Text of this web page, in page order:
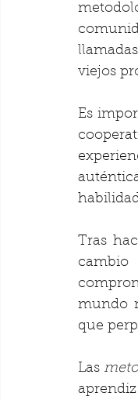
viejos
Es
Tras
mundo
que
Las